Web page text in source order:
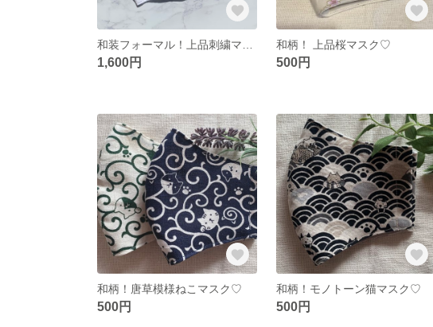
1,600円
和柄！ 上品桜マスク♡
500円
和柄！唐草模様ねこマスク♡
500円
和柄！モノトーン猫マスク♡
500円